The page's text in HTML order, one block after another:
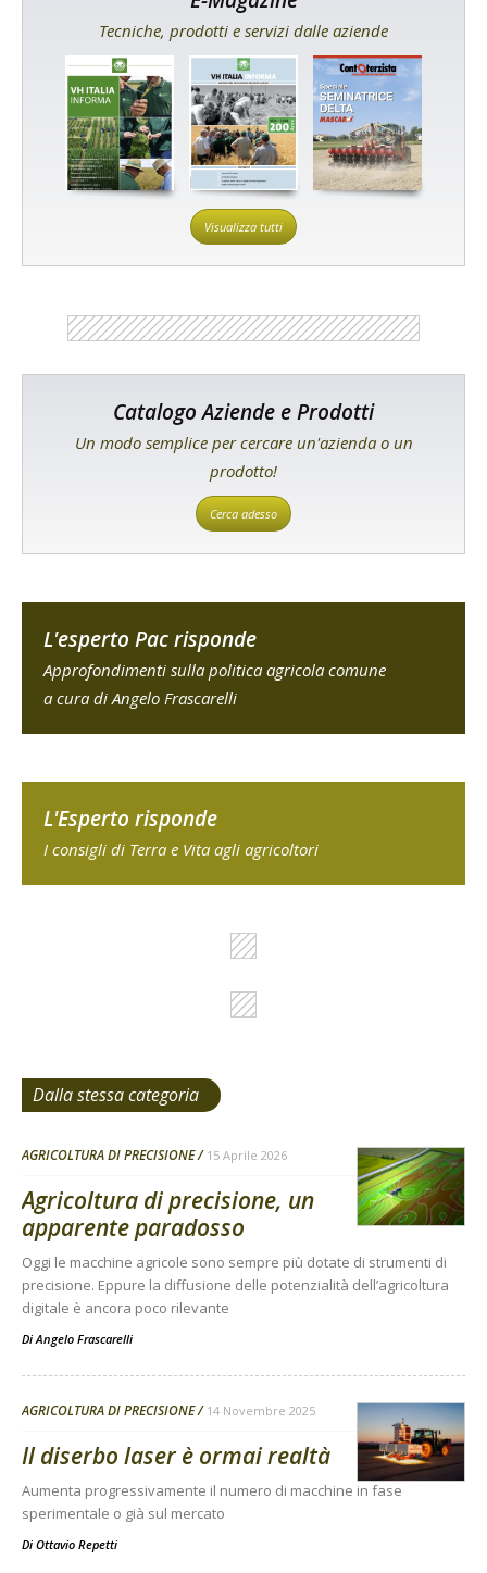
Tecniche, prodotti e servizi dalle aziende
Visualizza tutti
Catalogo Aziende e Prodotti
Un modo semplice per cercare un'azienda o un
prodotto!
Cerca adesso
L'esperto Pac risponde
Approfondimenti sulla politica agricola comune
a cura di Angelo Frascarelli
L'Esperto risponde
I consigli di Terra e Vita agli agricoltori
Dalla stessa categoria
AGRICOLTURA DI PRECISIONE 15 Aprile 2026
Agricoltura di precisione, un
apparente paradosso
Oggi le macchine agricole sono sempre più dotate di strumenti di
precisione. Eppure la diffusione delle potenzialità dell’agricoltura
digitale è ancora poco rilevante
Di Angelo Frascarelli
AGRICOLTURA DI PRECISIONE 14 Novembre 2025
Il diserbo laser è ormai realtà
Aumenta progressivamente il numero di macchine in fase
sperimentale o già sul mercato
Di Ottavio Repetti